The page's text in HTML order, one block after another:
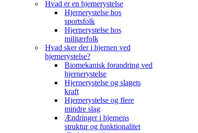
Hvad er en hjernerystelse
Hjernerystelse hos
sportsfolk
Hjernerystelse hos
militærfolk
Hvad sker der i hjernen ved
hjernerystelse?
Biomekanisk forandring ved
hjernerystelse
Hjernerystelse og slagets
kraft
Hjernerystelse og flere
mindre slag
Ændringer i hjernens
struktur og funktionalitet